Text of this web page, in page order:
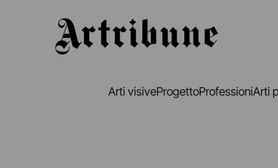
Arti visiveProgettoProfessioniArti